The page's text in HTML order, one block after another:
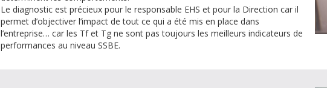
Le diagnostic est précieux pour le responsable EHS et pour la Direction car il
permet d’objectiver l’impact de tout ce qui a été mis en place dans
l’entreprise… car les Tf et Tg ne sont pas toujours les meilleurs indicateurs de
performances au niveau SSBE.